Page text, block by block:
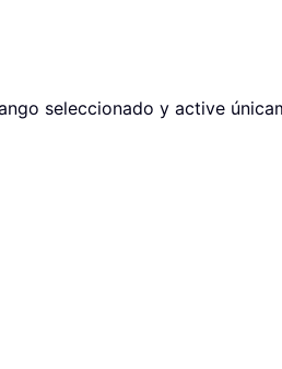
seleccionado y active